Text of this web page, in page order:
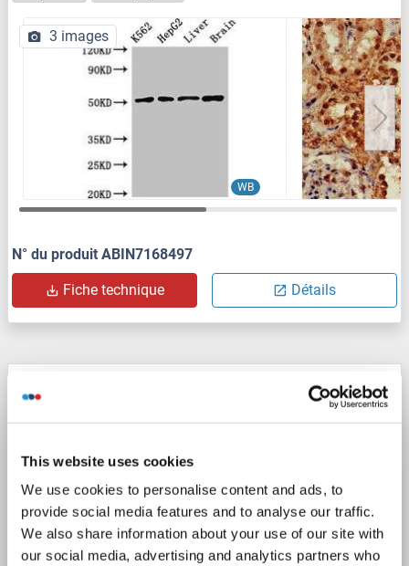
This website uses cookies
We use cookies to personalise content and ads, to
provide social media features and to analyse our traffic.
We also share information about your use of our site with
our social media, advertising and analytics partners who
WB
3 images
N° du produit ABIN7168497
Fiche technique Détails
RUVBL2 anticorps (Ser129)
4 images